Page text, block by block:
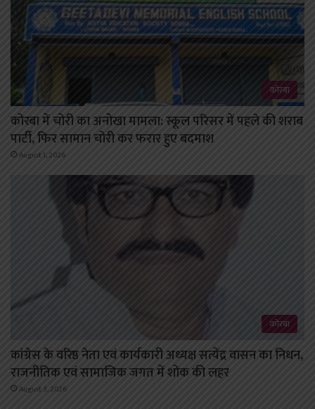
कोरबा
कोरबा में चोरी का अनोखा मामला: स्कूल परिसर में पहले की शराब
पार्टी, फिर सामान चोरी कर फरार हुए बदमाश
August 1, 2026
कोरबा
कांग्रेस के वरिष्ठ नेता एवं कार्यकारी अध्यक्ष सत्येंद्र वासन का निधन,
राजनीतिक एवं सामाजिक जगत में शोक की लहर
August 3, 2026